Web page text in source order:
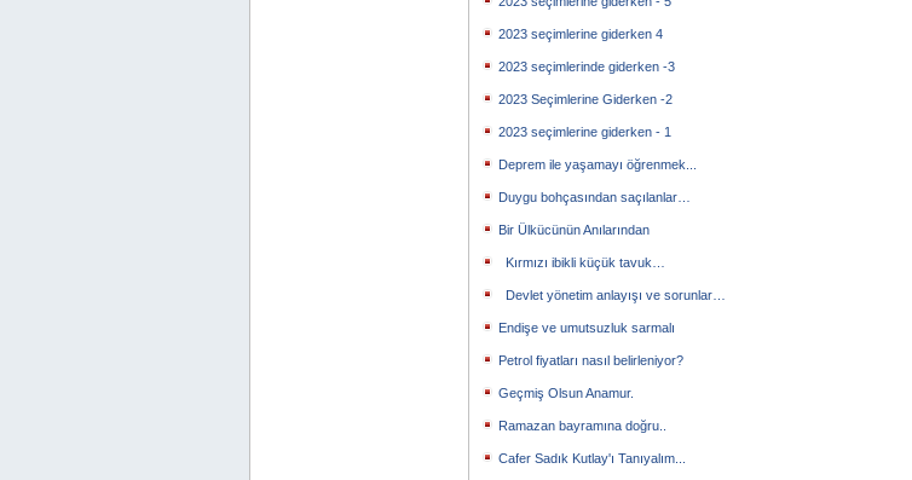
2023 seçimlerine giderken 4
2023 seçimlerinde giderken -3
2023 Seçimlerine Giderken -2
2023 seçimlerine giderken - 1
Deprem ile yaşamayı öğrenmek...
Duygu bohçasından saçılanlar…
Bir Ülkücünün Anılarından
Kırmızı ibikli küçük tavuk…
Devlet yönetim anlayışı ve sorunlar…
Endişe ve umutsuzluk sarmalı
Petrol fiyatları nasıl belirleniyor?
Geçmiş Olsun Anamur.
Ramazan bayramına doğru..
Cafer Sadık Kutlay'ı Tanıyalım...